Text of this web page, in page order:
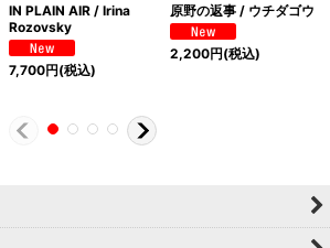
IN PLAIN AIR / Irina
Rozovsky
7,700円(税込)
原野の返事 / ウチダゴウ
2,200円(税込)